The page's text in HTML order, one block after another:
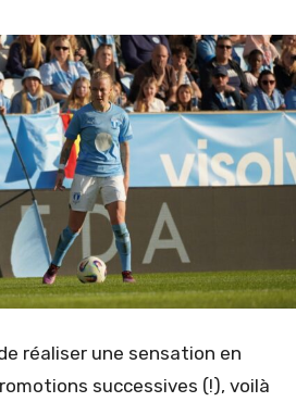
réaliser une sensation en
successives (!), voilà